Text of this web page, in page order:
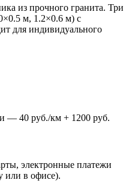
из прочного гранита. Три
м, 1.2×0.6 м) с
для индивидуального
— 40 руб./км + 1200 руб.
электронные платежи
или в офисе).